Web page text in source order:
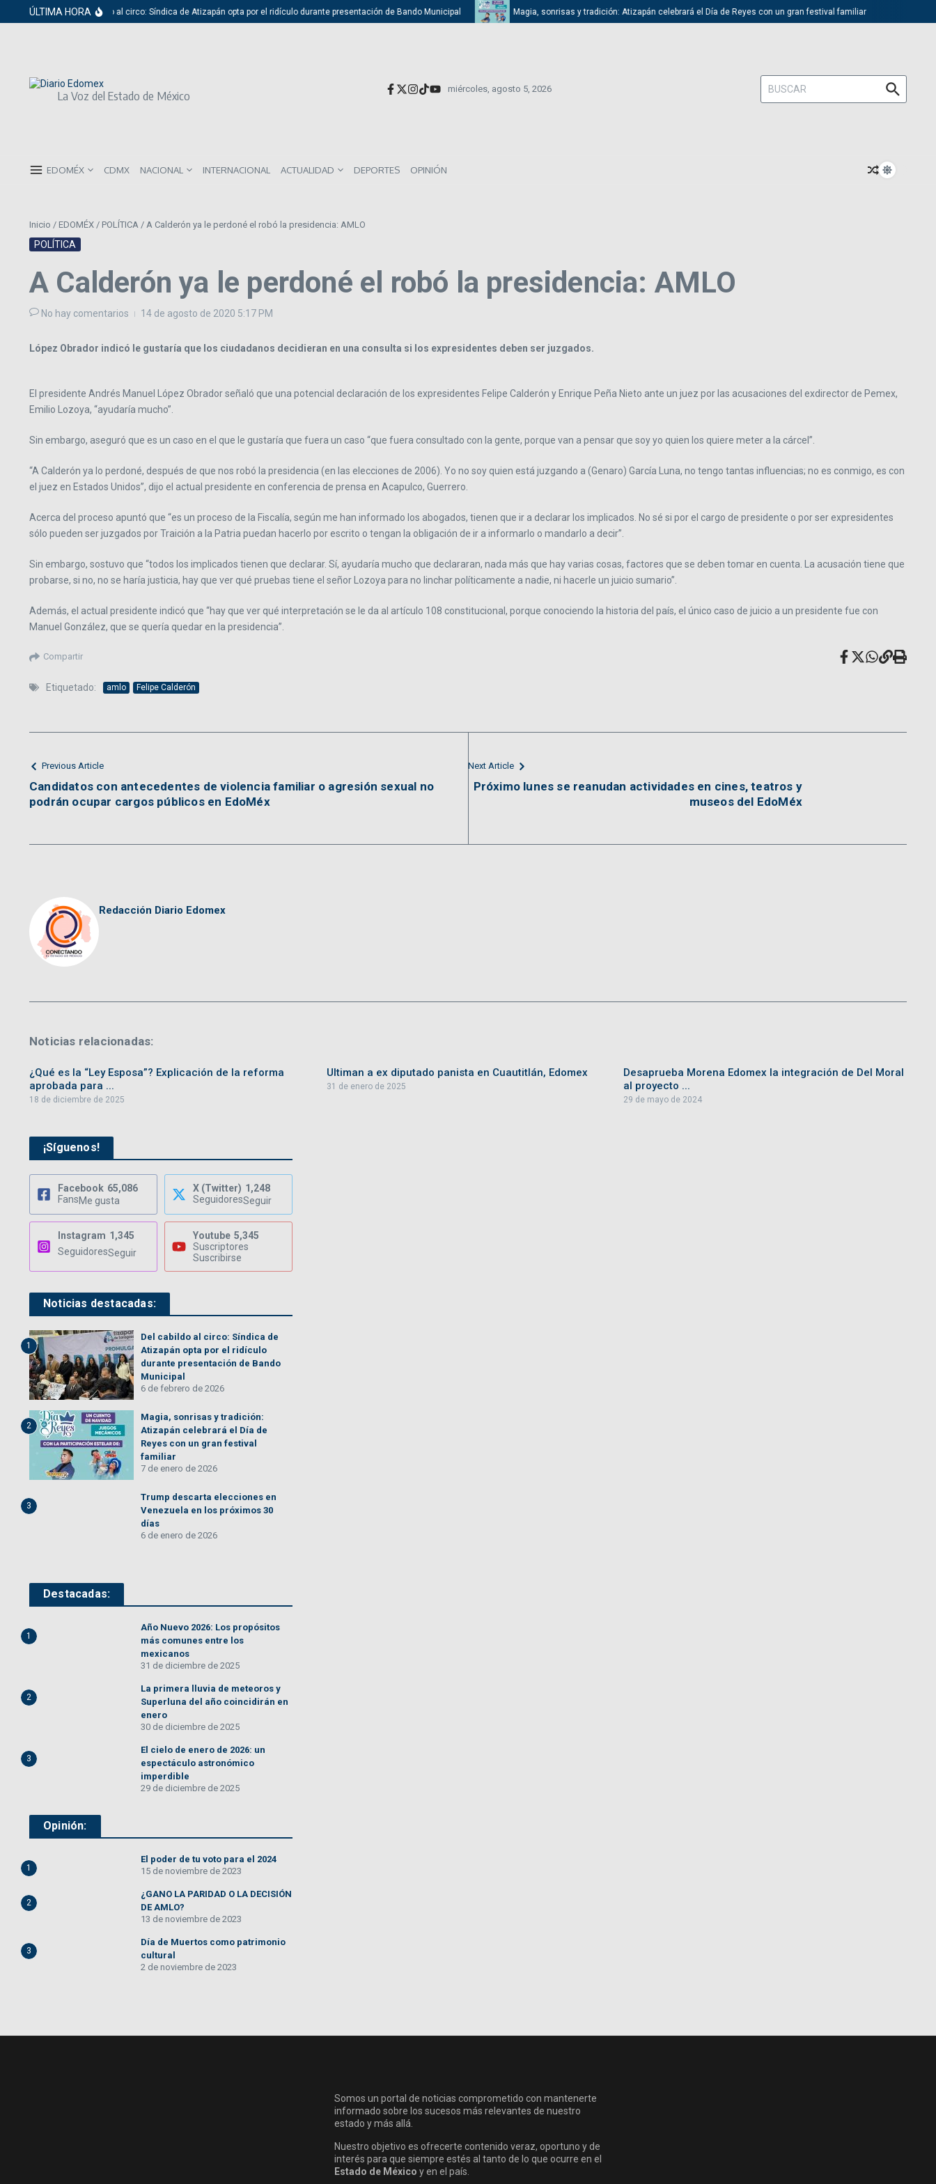
Saltar al contenido
ÚLTIMA HORA
Del cabildo al circo: Síndica de Atizapán opta por el ridículo durante presentación de Bando Municipal Magia, sonrisas y tradición: Atizapán celebrará el Día de Reyes con un gran festival familiar
La Voz del Estado de México miércoles, agosto 5, 2026
Buscar:
EDOMÉX CDMX NACIONAL INTERNACIONAL ACTUALIDAD DEPORTES OPINIÓN
Inicio / EDOMÉX / POLÍTICA / A Calderón ya le perdoné el robó la presidencia: AMLO
POLÍTICA
A Calderón ya le perdoné el robó la presidencia: AMLO
No hay comentarios 14 de agosto de 2020 5:17 PM
López Obrador indicó le gustaría que los ciudadanos decidieran en una consulta si los expresidentes deben ser juzgados.
El presidente Andrés Manuel López Obrador señaló que una potencial declaración de los expresidentes Felipe Calderón y Enrique Peña Nieto ante un juez por las acusaciones del exdirector de Pemex,
Emilio Lozoya, “ayudaría mucho”.
Sin embargo, aseguró que es un caso en el que le gustaría que fuera un caso “que fuera consultado con la gente, porque van a pensar que soy yo quien los quiere meter a la cárcel”.
“A Calderón ya lo perdoné, después de que nos robó la presidencia (en las elecciones de 2006). Yo no soy quien está juzgando a (Genaro) García Luna, no tengo tantas influencias; no es conmigo, es con
el juez en Estados Unidos”, dijo el actual presidente en conferencia de prensa en Acapulco, Guerrero.
Acerca del proceso apuntó que “es un proceso de la Fiscalía, según me han informado los abogados, tienen que ir a declarar los implicados. No sé si por el cargo de presidente o por ser expresidentes
sólo pueden ser juzgados por Traición a la Patria puedan hacerlo por escrito o tengan la obligación de ir a informarlo o mandarlo a decir”.
Sin embargo, sostuvo que “todos los implicados tienen que declarar. Sí, ayudaría mucho que declararan, nada más que hay varias cosas, factores que se deben tomar en cuenta. La acusación tiene que
probarse, si no, no se haría justicia, hay que ver qué pruebas tiene el señor Lozoya para no linchar políticamente a nadie, ni hacerle un juicio sumario”.
Además, el actual presidente indicó que “hay que ver qué interpretación se le da al artículo 108 constitucional, porque conociendo la historia del país, el único caso de juicio a un presidente fue con
Manuel González, que se quería quedar en la presidencia”.
Compartir
Etiquetado: amlo Felipe Calderón
Previous Article
Candidatos con antecedentes de violencia familiar o agresión sexual no
podrán ocupar cargos públicos en EdoMéx
Next Article
Próximo lunes se reanudan actividades en cines, teatros y
museos del EdoMéx
Redacción Diario Edomex
Noticias relacionadas:
¿Qué es la “Ley Esposa”? Explicación de la reforma
aprobada para ...
18 de diciembre de 2025
Ultiman a ex diputado panista en Cuautitlán, Edomex
31 de enero de 2025
Desaprueba Morena Edomex la integración de Del Moral
al proyecto ...
29 de mayo de 2024
¡Síguenos!
Facebook 65,086
FansMe gusta
X (Twitter) 1,248
SeguidoresSeguir
Instagram 1,345
SeguidoresSeguir
Youtube 5,345
Suscriptores
Suscribirse
Noticias destacadas:
1
Del cabildo al circo: Síndica de
Atizapán opta por el ridículo
durante presentación de Bando
Municipal
6 de febrero de 2026
2
Magia, sonrisas y tradición:
Atizapán celebrará el Día de
Reyes con un gran festival
familiar
7 de enero de 2026
3
Trump descarta elecciones en
Venezuela en los próximos 30
días
6 de enero de 2026
Destacadas:
1
Año Nuevo 2026: Los propósitos
más comunes entre los
mexicanos
31 de diciembre de 2025
2
La primera lluvia de meteoros y
Superluna del año coincidirán en
enero
30 de diciembre de 2025
3
El cielo de enero de 2026: un
espectáculo astronómico
imperdible
29 de diciembre de 2025
Opinión:
1
El poder de tu voto para el 2024
15 de noviembre de 2023
2
¿GANO LA PARIDAD O LA DECISIÓN
DE AMLO?
13 de noviembre de 2023
3
Día de Muertos como patrimonio
cultural
2 de noviembre de 2023
Somos un portal de noticias comprometido con mantenerte
informado sobre los sucesos más relevantes de nuestro
estado y más allá.
Nuestro objetivo es ofrecerte contenido veraz, oportuno y de
interés para que siempre estés al tanto de lo que ocurre en el
Estado de México y en el país.